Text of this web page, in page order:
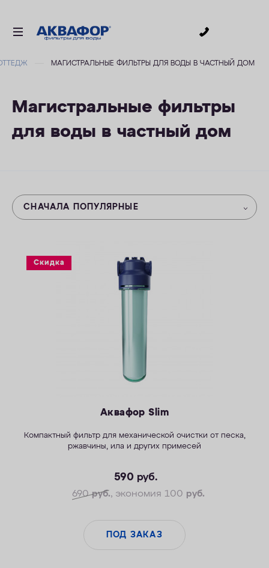
ДЛЯ ВАННОЙ
В КОТТЕДЖ
УСЛУГИ
МАГИСТРАЛЬНЫЕ ФИЛЬТРЫ ДЛЯ ВОДЫ В ЧАСТНЫЙ ДОМ
Магистральные фильтры
для воды в частный дом
СНАЧАЛА ПОПУЛЯРНЫЕ
Скидка
Аквафор Slim
Компактный фильтр для механической очистки от песка,
ржавчины, ила и других примесей
590 руб.
690руб., экономия 100 руб.
ПОД ЗАКАЗ